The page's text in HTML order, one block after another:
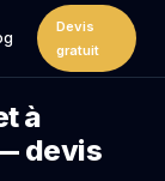
Devis
gratuit
à
devis